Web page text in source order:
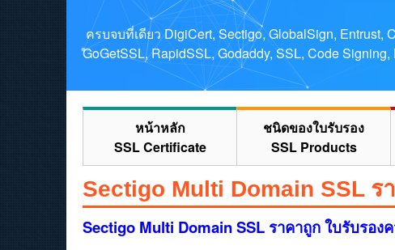
ครบจบที่เดียว DigiCert, Sectigo, GlobalSign, Entrust,
GoGetSSL, RapidSSL, Godaddy, SSL, Code
หน้าหลัก
SSL Certificate
ชนิดของใบรับรอง
SSL Products
Sectigo Multi Domain SSL
Sectigo Multi Domain SSL ราคาถูก ใบรับรอง